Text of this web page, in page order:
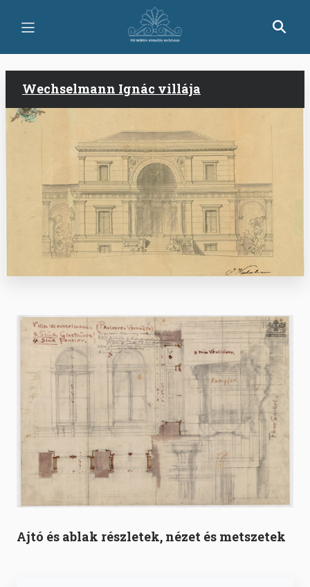
tartalomra
Wechselmann Ignác villája
Ajtó és ablak részletek, nézet és metszetek